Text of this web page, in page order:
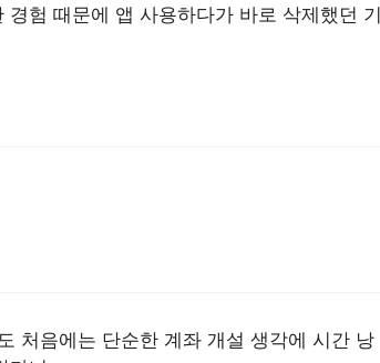
험 때문에 앱 사용하다가 바로 삭제했던 기
처음에는 단순한 계좌 개설 생각에 시간 낭